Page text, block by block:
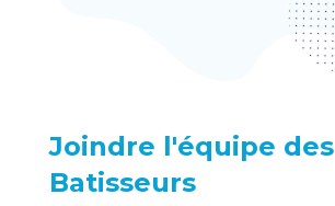
Joindre l'équipe des
Batisseurs